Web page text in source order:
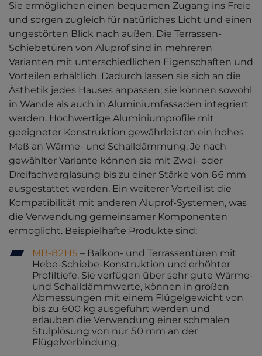
Sie ermöglichen einen bequemen Zugang ins Freie
und sorgen zugleich für natürliches Licht und einen
ungestörten Blick nach außen. Die Terrassen-
Schiebetüren von Aluprof sind in mehreren
Varianten mit unterschiedlichen Eigenschaften und
Vorteilen erhältlich. Dadurch lassen sie sich an die
Ästhetik jedes Hauses anpassen; sie können sowohl
in Wände als auch in Aluminiumfassaden integriert
werden. Hochwertige Aluminiumprofile mit
geeigneter Konstruktion gewährleisten ein hohes
Maß an Wärme- und Schalldämmung. Je nach
gewählter Variante können sie mit Zwei- oder
Dreifachverglasung bis zu einer Stärke von 66 mm
ausgestattet werden. Ein weiterer Vorteil ist die
Kompatibilität mit anderen Aluprof-Systemen, was
die Verwendung gemeinsamer Komponenten
ermöglicht. Beispielhafte Produkte sind:
MB-82HS – Balkon- und Terrassentüren mit
Hebe-Schiebe-Konstruktion und erhöhter
Profiltiefe. Sie verfügen über sehr gute Wärme-
und Schalldämmwerte, können in großen
Abmessungen mit einem Flügelgewicht von
bis zu 600 kg ausgeführt werden und
erlauben die Verwendung einer schmalen
Stulplösung von nur 50 mm an der
Flügelverbindung;